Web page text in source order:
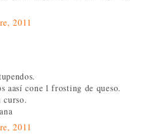
2011
aasí cone l frosting de queso.
curso.
2011